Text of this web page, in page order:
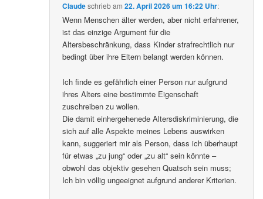
Claudeschriebam22. April 2026 um 16:22 Uhr:
Wenn Menschen älter werden, aber nicht erfahrener,
ist das einzige Argument für die
Altersbeschränkung, dass Kinder strafrechtlich nur
bedingt über ihre Eltern belangt werden können.
Ich finde es gefährlich einer Person nur aufgrund
ihres Alters eine bestimmte Eigenschaft
zuschreiben zu wollen.
Die damit einhergehenede Altersdiskriminierung, die
sich auf alle Aspekte meines Lebens auswirken
kann, suggeriert mir als Person, dass ich überhaupt
für etwas „zu jung“ oder „zu alt“ sein könnte –
obwohl das objektiv gesehen Quatsch sein muss;
Ich bin völlig ungeeignet aufgrund anderer Kriterien.